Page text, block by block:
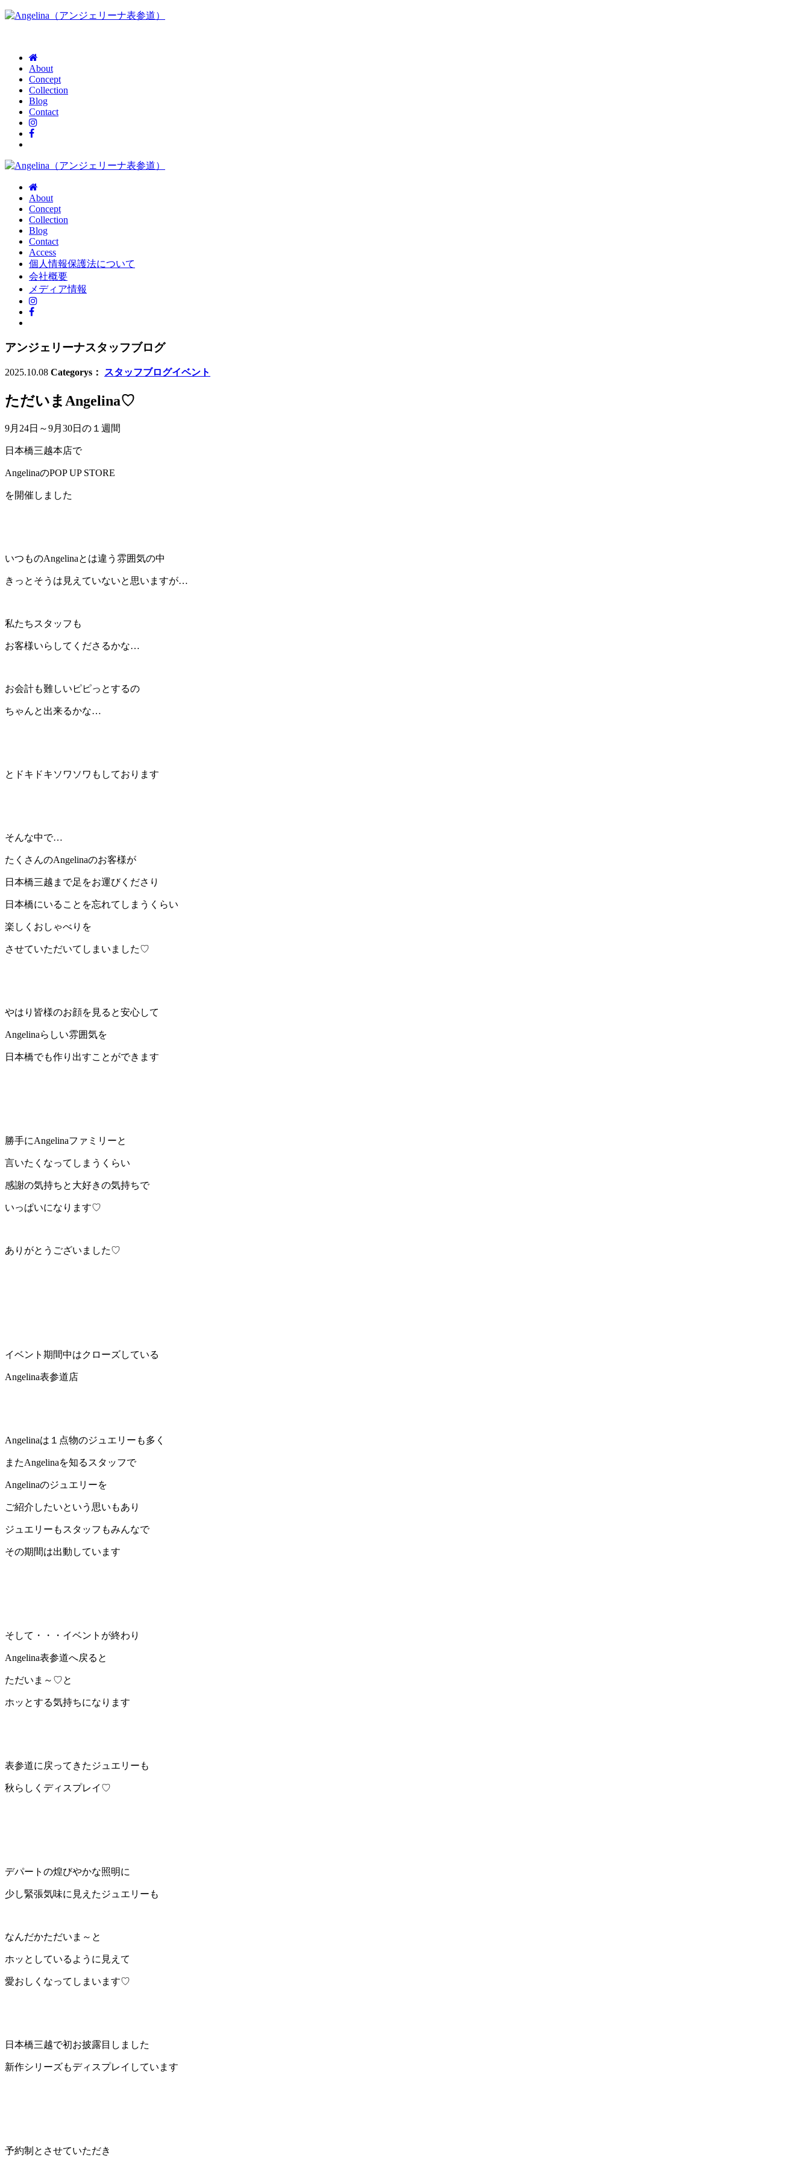
About
Concept
Collection
Blog
Contact
About
Concept
Collection
Blog
Contact
Access
個人情報保護法について
会社概要
メディア情報
アンジェリーナスタッフブログ
2025.10.08 Categorys： スタッフブログイベント
ただいまAngelina♡
9月24日～9月30日の１週間
日本橋三越本店で
AngelinaのPOP UP STORE
を開催しました
いつものAngelinaとは違う雰囲気の中
きっとそうは見えていないと思いますが…
私たちスタッフも
お客様いらしてくださるかな…
お会計も難しいピピっとするの
ちゃんと出来るかな…
とドキドキソワソワもしております
そんな中で…
たくさんのAngelinaのお客様が
日本橋三越まで足をお運びくださり
日本橋にいることを忘れてしまうくらい
楽しくおしゃべりを
させていただいてしまいました♡
やはり皆様のお顔を見ると安心して
Angelinaらしい雰囲気を
日本橋でも作り出すことができます
勝手にAngelinaファミリーと
言いたくなってしまうくらい
感謝の気持ちと大好きの気持ちで
いっぱいになります♡
ありがとうございました♡
イベント期間中はクローズしている
Angelina表参道店
Angelinaは１点物のジュエリーも多く
またAngelinaを知るスタッフで
Angelinaのジュエリーを
ご紹介したいという思いもあり
ジュエリーもスタッフもみんなで
その期間は出動しています
そして・・・イベントが終わり
Angelina表参道へ戻ると
ただいま～♡と
ホッとする気持ちになります
表参道に戻ってきたジュエリーも
秋らしくディスプレイ♡
デパートの煌びやかな照明に
少し緊張気味に見えたジュエリーも
なんだかただいま～と
ホッとしているように見えて
愛おしくなってしまいます♡
日本橋三越で初お披露目しました
新作シリーズもディスプレイしています
予約制とさせていただき